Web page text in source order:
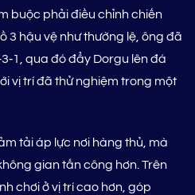
buộc phải điều chỉnh chiến
3 hậu vệ như thường lệ, ông đã
qua đó đẩy Dorgu lên đá
vị trí đã thử nghiệm trong một
tải áp lực nơi hàng thủ, mà
gian tấn công hơn. Trên
chơi ở vị trí cao hơn, góp